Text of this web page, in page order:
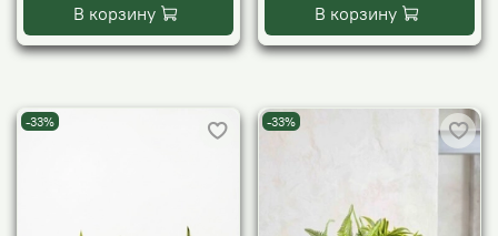
В корзину В корзину
-33% -33%